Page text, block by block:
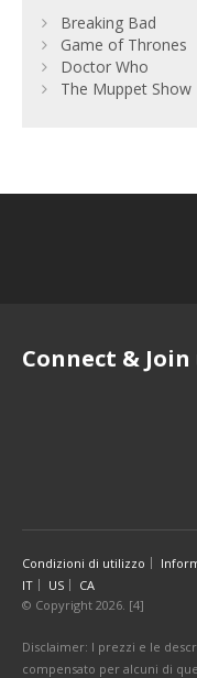
Breaking Bad
Game of Thrones
Doctor Who
The Muppet Show
Connect & Join
Condizioni di utilizzo
IT
US
CA
© Copyright 2026. [4]
Disclaimer: I prezzi e le
compensato per alcuni di